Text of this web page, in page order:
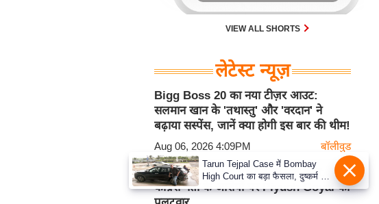
लोकतांत्रिक असहमति दबाने के राहुल गांधी
के आरोप के बाद आई है।
VIEW ALL SHORTS
लेटेस्ट न्यूज़
Bigg Boss 20 का नया टीज़र आउट:
सलमान खान के 'तथास्तु' और 'वरदान' ने
बढ़ाया सस्पेंस, जानें क्या होगी इस बार की थीम!
Aug 06, 2026 4:09PM बॉलीवुड
राहुल गांधी को कोई गंभीरता से नहीं लेता:
कांग्रेस नेता के आरोपों पर Piyush Goyal का
Tarun Tejpal Case में Bombay
High Court का बड़ा फैसला, दुष्कर्म के
दोषी पूर्व संपादक को 10 साल की सख्त